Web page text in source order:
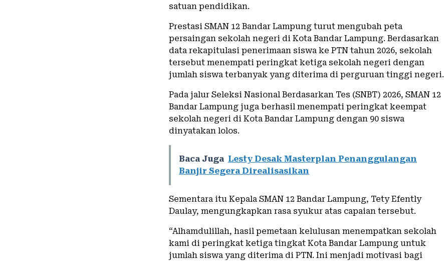
satuan pendidikan.
Prestasi SMAN 12 Bandar Lampung turut mengubah peta
persaingan sekolah negeri di Kota Bandar Lampung. Berdasarkan
data rekapitulasi penerimaan siswa ke PTN tahun 2026, sekolah
tersebut menempati peringkat ketiga sekolah negeri dengan
jumlah siswa terbanyak yang diterima di perguruan tinggi negeri.
Pada jalur Seleksi Nasional Berdasarkan Tes (SNBT) 2026, SMAN 12
Bandar Lampung juga berhasil menempati peringkat keempat
sekolah negeri di Kota Bandar Lampung dengan 90 siswa
dinyatakan lolos.
Baca Juga Lesty Desak Masterplan Penanggulangan
Banjir Segera Direalisasikan
Sementara itu Kepala SMAN 12 Bandar Lampung, Tety Efently
Daulay, mengungkapkan rasa syukur atas capaian tersebut.
“Alhamdulillah, hasil pemetaan kelulusan menempatkan sekolah
kami di peringkat ketiga tingkat Kota Bandar Lampung untuk
jumlah siswa yang diterima di PTN. Ini menjadi motivasi bagi